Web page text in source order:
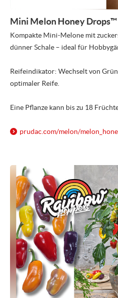
Mini Melon Honey Drops™
Kompakte Mini-Melone mit
dünner Schale – ideal für
Reifeindikator: Wechselt von
optimaler Reife.
Eine Pflanze kann bis zu 18
prudac.com/melon/